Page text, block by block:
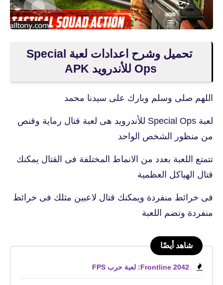
تحميل وشرح اعدادات لعبة Special
Ops للأندرويد APK
اللهم صلى وسلم وبارك على سيدنا محمد
لعبة Special Ops للأندرويد هى لعبة قتال رماية وقنص
من منظور الشخص الواحد
تتمتع اللعبة بعدد من الانماط المختلفة فى القتال يمكنك
قتال الهياكل العظمية
فى خرائط منفردة ويمكنك قتال لاعبين مثلك فى خرائط
منفردة وتضم اللعبة
شاهد أيضًا
Frontline 2042: لعبة حرب FPS